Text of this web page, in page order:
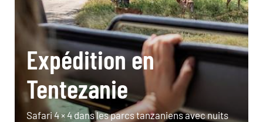
Expédition en
Tentezanie
Safari 4 × 4 dans les parcs tanzaniens avec nuits